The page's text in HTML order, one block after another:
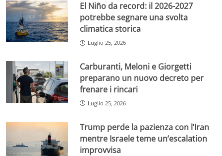
El Niño da record: il 2026-2027
potrebbe segnare una svolta
climatica storica
Luglio 25, 2026
Carburanti, Meloni e Giorgetti
preparano un nuovo decreto per
frenare i rincari
Luglio 25, 2026
Trump perde la pazienza con l’Iran
mentre Israele teme un’escalation
improvvisa